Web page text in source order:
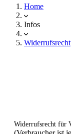
Home
Infos
Widerrufsrecht
Widerrufsrecht für